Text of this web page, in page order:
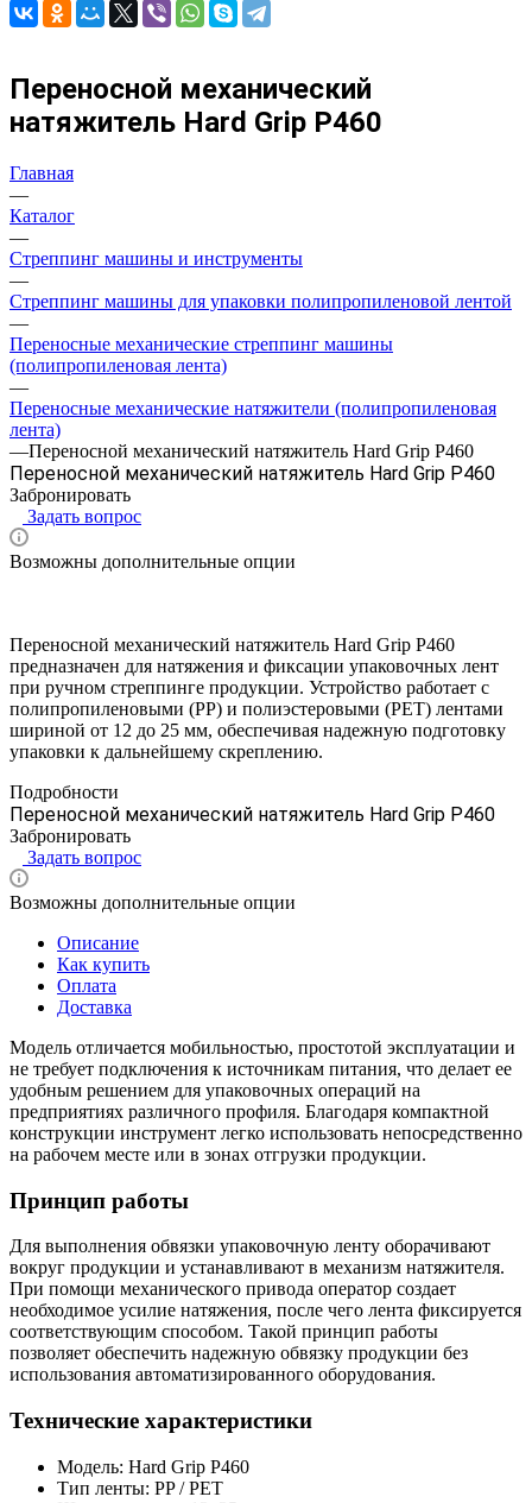
Переносной механический
натяжитель Hard Grip P460
Главная
—
Каталог
—
Стреппинг машины и инструменты
—
Стреппинг машины для упаковки полипропиленовой лентой
—
Переносные механические стреппинг машины
(полипропиленовая лента)
—
Переносные механические натяжители (полипропиленовая
лента)
—Переносной механический натяжитель Hard Grip P460
Переносной механический натяжитель Hard Grip P460
Забронировать
Задать вопрос
Возможны дополнительные опции
Переносной механический натяжитель Hard Grip P460
предназначен для натяжения и фиксации упаковочных лент
при ручном стреппинге продукции. Устройство работает с
полипропиленовыми (PP) и полиэстеровыми (PET) лентами
шириной от 12 до 25 мм, обеспечивая надежную подготовку
упаковки к дальнейшему скреплению.
Подробности
Переносной механический натяжитель Hard Grip P460
Забронировать
Задать вопрос
Возможны дополнительные опции
Описание
Как купить
Оплата
Доставка
Модель отличается мобильностью, простотой эксплуатации и
не требует подключения к источникам питания, что делает ее
удобным решением для упаковочных операций на
предприятиях различного профиля. Благодаря компактной
конструкции инструмент легко использовать непосредственно
на рабочем месте или в зонах отгрузки продукции.
Принцип работы
Для выполнения обвязки упаковочную ленту оборачивают
вокруг продукции и устанавливают в механизм натяжителя.
При помощи механического привода оператор создает
необходимое усилие натяжения, после чего лента фиксируется
соответствующим способом. Такой принцип работы
позволяет обеспечить надежную обвязку продукции без
использования автоматизированного оборудования.
Технические характеристики
Модель: Hard Grip P460
Тип ленты: PP / PET